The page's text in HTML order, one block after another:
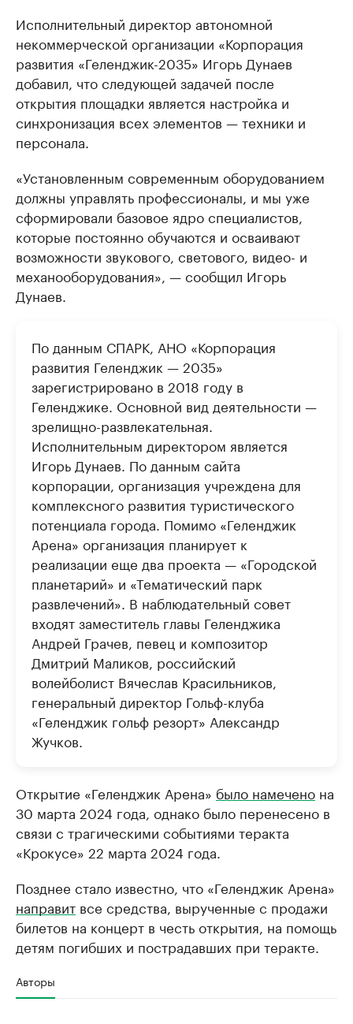
Исполнительный директор автономной
некоммерческой организации «Корпорация
развития «Геленджик-2035» Игорь Дунаев
добавил, что следующей задачей после
открытия площадки является настройка и
синхронизация всех элементов — техники и
персонала.
«Установленным современным оборудованием
должны управлять профессионалы, и мы уже
сформировали базовое ядро специалистов,
которые постоянно обучаются и осваивают
возможности звукового, светового, видео- и
механооборудования», — сообщил Игорь
Дунаев.
По данным СПАРК, АНО «Корпорация
развития Геленджик — 2035»
зарегистрировано в 2018 году в
Геленджике. Основной вид деятельности —
зрелищно-развлекательная.
Исполнительным директором является
Игорь Дунаев. По данным сайта
корпорации, организация учреждена для
комплексного развития туристического
потенциала города. Помимо «Геленджик
Арена» организация планирует к
реализации еще два проекта — «Городской
планетарий» и «Тематический парк
развлечений». В наблюдательный совет
входят заместитель главы Геленджика
Андрей Грачев, певец и композитор
Дмитрий Маликов, российский
волейболист Вячеслав Красильников,
генеральный директор Гольф-клуба
«Геленджик гольф резорт» Александр
Жучков.
Открытие «Геленджик Арена» было намечено на
30 марта 2024 года, однако было перенесено в
связи с трагическими событиями теракта
«Крокусе» 22 марта 2024 года.
Позднее стало известно, что «Геленджик Арена»
направит все средства, вырученные с продажи
билетов на концерт в честь открытия, на помощь
детям погибших и пострадавших при теракте.
Авторы